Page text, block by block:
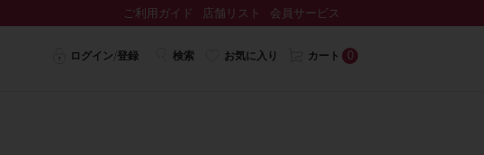
ご利用ガイド 店舗リスト 会員サービス
ログイン/登録 検索 お気に入り カート 0